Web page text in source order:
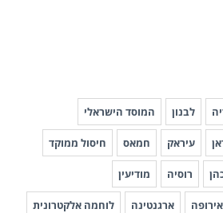
לבנון המוסד הישראלי
עיראק חמאס חיסול ממוקד
רוסיה מודיעין
אירופה ארגנטינה לוחמה אלקטרונית